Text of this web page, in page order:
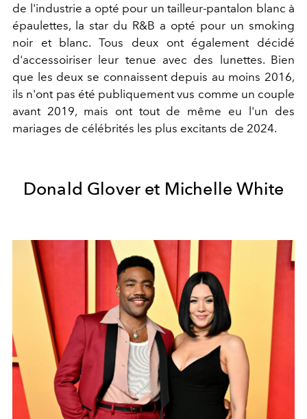
de l'industrie a opté pour un tailleur-pantalon blanc à
épaulettes, la star du R&B a opté pour un smoking
noir et blanc. Tous deux ont également décidé
d'accessoiriser leur tenue avec des lunettes. Bien
que les deux se connaissent depuis au moins 2016,
ils n'ont pas été publiquement vus comme un couple
avant 2019, mais ont tout de même eu l'un des
mariages de célébrités les plus excitants de 2024.
Donald Glover et MichelleWhite